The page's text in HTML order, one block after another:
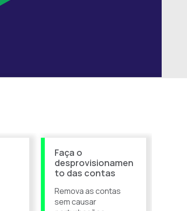
Faça o
desprovisionamen
to das contas
Remova as contas
sem causar